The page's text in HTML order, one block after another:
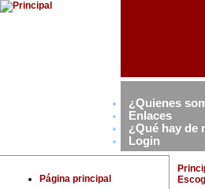
¿Quienes
Enlaces
¿Qué hay de
Login
Página principal